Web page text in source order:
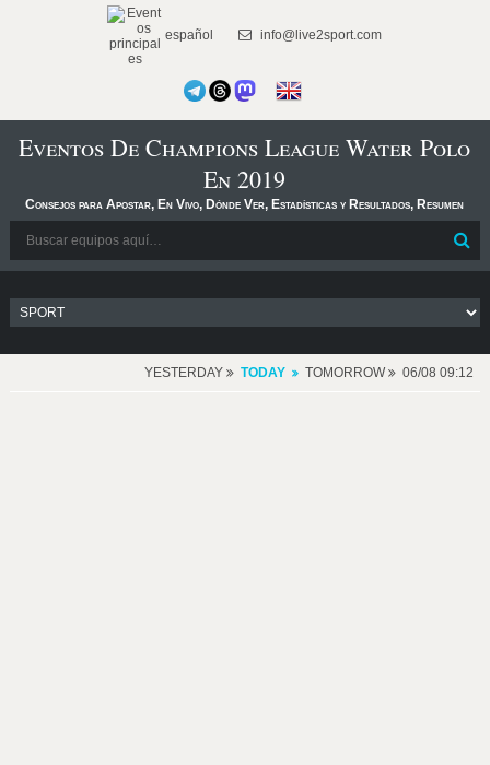
español info@live2sport.com
Eventos De Champions League Water Polo
En 2019
Consejos para Apostar, En Vivo, Dónde Ver, Estadísticas y Resultados, Resumen
YESTERDAY TODAY TOMORROW 06/08 09:12